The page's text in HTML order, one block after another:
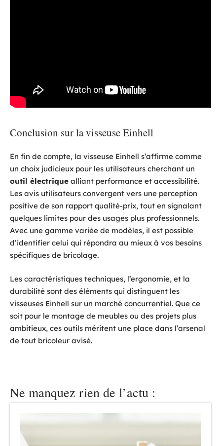
Conclusion sur la visseuse Einhell
En fin de compte, la visseuse Einhell s’affirme comme
un choix judicieux pour les utilisateurs cherchant un
outil électrique alliant performance et accessibilité.
Les avis utilisateurs convergent vers une perception
positive de son rapport qualité-prix, tout en signalant
quelques limites pour des usages plus professionnels.
Avec une gamme variée de modèles, il est possible
d’identifier celui qui répondra au mieux à vos besoins
spécifiques de bricolage.
Les caractéristiques techniques, l’ergonomie, et la
durabilité sont des éléments qui distinguent les
visseuses Einhell sur un marché concurrentiel. Que ce
soit pour le montage de meubles ou des projets plus
ambitieux, ces outils méritent une place dans l’arsenal
de tout bricoleur avisé.
Ne manquez rien de l’actu :